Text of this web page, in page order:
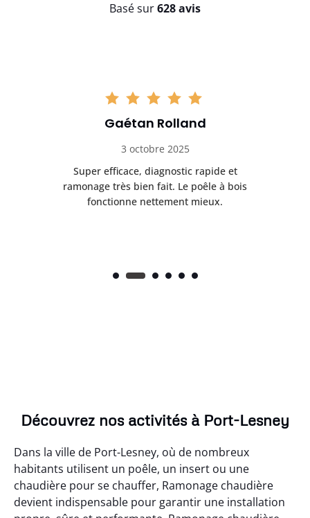
Basé sur628 avis
Gaétan Rolland
3 octobre 2025
Super efficace, diagnostic rapide et
ramonage très bien fait. Le poêle à bois
fonctionne nettement mieux.
Découvrez nos activités à Port-Lesney
Dans la ville de Port-Lesney, où de nombreux
habitants utilisent un poêle, un insert ou une
chaudière pour se chauffer, Ramonage chaudière
devient indispensable pour garantir une installation